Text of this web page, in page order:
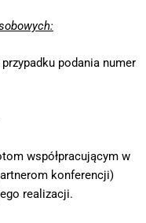
podania numer
współpracującym w
konferencji)
realizacji.